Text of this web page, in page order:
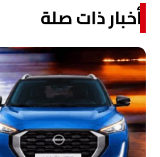
أخبار ذات صلة